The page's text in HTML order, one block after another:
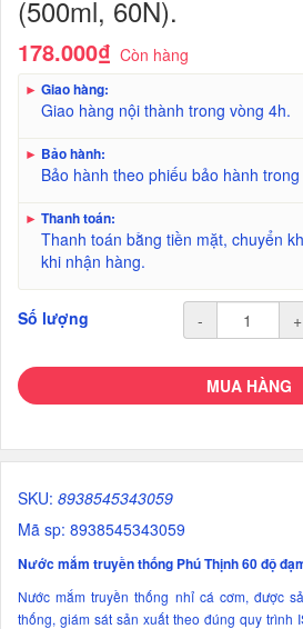
(500ml, 60N).
178.000₫ Còn hàng
► Giao hàng:
Giao hàng nội thành trong vòng 4h.
► Bảo hành:
Bảo hành theo phiếu bảo hành
► Thanh toán:
Thanh toán bằng tiền mặt, chuyển
khi nhận hàng.
Số lượng - +
MUA HÀNG
SKU: 8938545343059
Mã sp: 8938545343059
Nước mắm truyền thống Phú Thịnh 60 độ
Nước mắm truyền thống nhỉ cá cơm, được
thống, giám sát sản xuất theo đúng quy trình